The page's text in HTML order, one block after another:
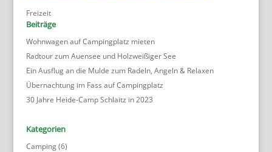
Freizeit
Beiträge
Wohnwagen auf Campingplatz mieten
Radtour zum Auensee und Holzweißiger See
Ein Ausflug an die Mulde zum Radeln, Angeln & Relaxen
Übernachtung im Fass auf Campingplatz
30 Jahre Heide-Camp Schlaitz in 2023
Kategorien
Camping(6)